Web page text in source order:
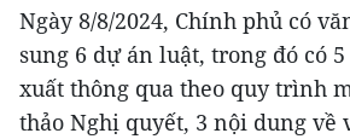
Ngày 8/8/2024, Chính phủ có
sung 6 dự án luật, trong đó có
xuất thông qua theo quy trình
thảo Nghị quyết, 3 nội dung về